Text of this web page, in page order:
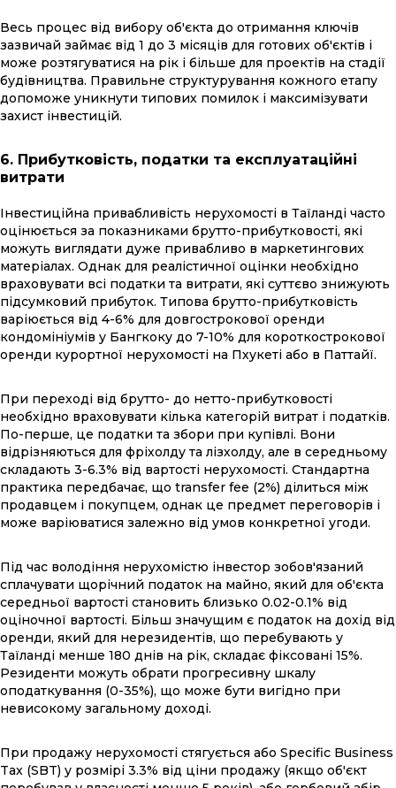
Весь процес від вибору об'єкта до отримання ключів
зазвичай займає від 1 до 3 місяців для готових об'єктів і
може розтягуватися на рік і більше для проектів на стадії
будівництва. Правильне структурування кожного етапу
допоможе уникнути типових помилок і максимізувати
захист інвестицій.
6. Прибутковість, податки та експлуатаційні
витрати
Інвестиційна привабливість нерухомості в Таїланді часто
оцінюється за показниками брутто-прибутковості, які
можуть виглядати дуже привабливо в маркетингових
матеріалах. Однак для реалістичної оцінки необхідно
враховувати всі податки та витрати, які суттєво знижують
підсумковий прибуток. Типова брутто-прибутковість
варіюється від 4-6% для довгострокової оренди
кондомініумів у Бангкоку до 7-10% для короткострокової
оренди курортної нерухомості на Пхукеті або в Паттайї.
При переході від брутто- до нетто-прибутковості
необхідно враховувати кілька категорій витрат і податків.
По-перше, це податки та збори при купівлі. Вони
відрізняються для фріхолду та лізхолду, але в середньому
складають 3-6.3% від вартості нерухомості. Стандартна
практика передбачає, що transfer fee (2%) ділиться між
продавцем і покупцем, однак це предмет переговорів і
може варіюватися залежно від умов конкретної угоди.
Під час володіння нерухомістю інвестор зобов'язаний
сплачувати щорічний податок на майно, який для об'єкта
середньої вартості становить близько 0.02-0.1% від
оціночної вартості. Більш значущим є податок на дохід від
оренди, який для нерезидентів, що перебувають у
Таїланді менше 180 днів на рік, складає фіксовані 15%.
Резиденти можуть обрати прогресивну шкалу
оподаткування (0-35%), що може бути вигідно при
невисокому загальному доході.
При продажу нерухомості стягується або Specific Business
Tax (SBT) у розмірі 3.3% від ціни продажу (якщо об'єкт